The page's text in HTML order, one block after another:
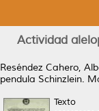
Actividad
Reséndez Cahero,
pendula Schinzlein.
Texto